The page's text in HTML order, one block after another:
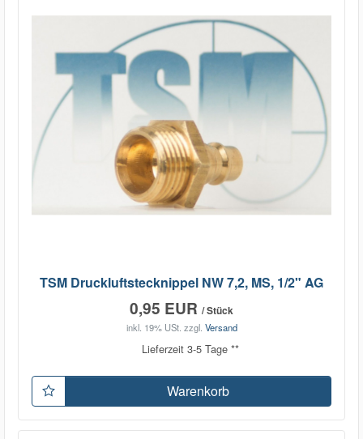
TSM Druckluftstecknippel NW 7,2, MS, 1/2" AG
0,95 EUR / Stück
inkl. 19% USt. zzgl. Versand
Lieferzeit 3-5 Tage **
Warenkorb